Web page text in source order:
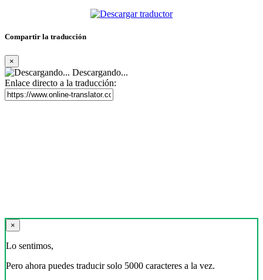
Compartir la traducción
×
Descargando...
Enlace directo a la traducción:
×
Lo sentimos,
Pero ahora puedes traducir solo 5000 caracteres a la vez.